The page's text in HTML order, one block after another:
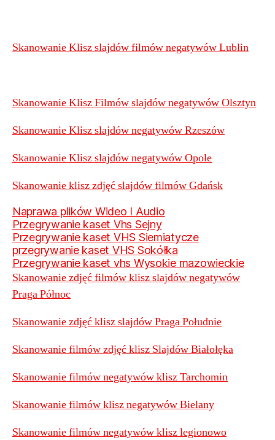
Skanowanie Klisz slajdów filmów negatywów Lublin
Skanowanie Klisz Filmów slajdów negatywów Olsztyn
Skanowanie Klisz slajdów negatywów Rzeszów
Skanowanie Klisz slajdów negatywów Opole
Skanowanie klisz zdjęć slajdów filmów Gdańsk
Naprawa plików Wideo I Audio
Przegrywanie kaset Vhs Sejny
Przegrywanie kaset VHS Siemiatycze
przegrywanie kaset VHS Sokółka
Przegrywanie kaset vhs Wysokie mazowieckie
Skanowanie zdjęć filmów klisz slajdów negatywów
Praga Północ
Skanowanie zdjęć klisz slajdów Praga Południe
Skanowanie filmów zdjęć klisz Slajdów Białołęka
Skanowanie filmów negatywów klisz Tarchomin
Skanowanie filmów klisz negatywów Bielany
Skanowanie filmów negatywów klisz legionowo